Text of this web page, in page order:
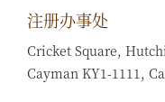
注册办事处
Cricket Square,
Cayman KY1-1111,